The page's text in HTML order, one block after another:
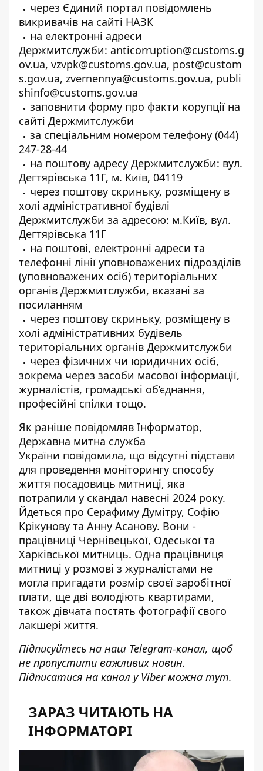
через Єдиний портал повідомлень
викривачів на сайті НАЗК
на електронні адреси
Держмитслужби: anticorruption@customs.g
ov.ua, vzvpk@customs.gov.ua, post@custom
s.gov.ua, zvernennya@customs.gov.ua, publi
shinfo@customs.gov.ua
заповнити форму про факти корупції на
сайті Держмитслужби
за спеціальним номером телефону (044)
247-28-44
на поштову адресу Держмитслужби: вул.
Дегтярівська 11Г, м. Київ, 04119
через поштову скриньку, розміщену в
холі адміністративної будівлі
Держмитслужби за адресою: м.Київ, вул.
Дегтярівська 11Г
на поштові, електронні адреси та
телефонні лінії уповноважених підрозділів
(уповноважених осіб) територіальних
органів Держмитслужби, вказані за
посиланням
через поштову скриньку, розміщену в
холі адміністративних будівель
територіальних органів Держмитслужби
через фізичних чи юридичних осіб,
зокрема через засоби масової інформації,
журналістів, громадські об’єднання,
професійні спілки тощо.
Як раніше повідомляв Інформатор,
Державна митна служба
України повідомила, що відсутні підстави
для проведення моніторингу способу
життя посадовиць митниці, яка
потрапили у скандал навесні 2024 року.
Йдеться про Серафиму Думітру, Софію
Крікунову та Анну Асанову. Вони -
працівниці Чернівецької, Одеської та
Харківської митниць. Одна працівниця
митниці у розмові з журналістами не
могла пригадати розмір своєї заробітної
плати, ще дві володіють квартирами,
також дівчата постять фотографії свого
лакшері життя.
Підписуйтесь на наш Telegram-канал, щоб
не пропустити важливих новин.
Підписатися на канал у Viber можна тут.
ЗАРАЗ ЧИТАЮТЬ НА
ІНФОРМАТОРІ